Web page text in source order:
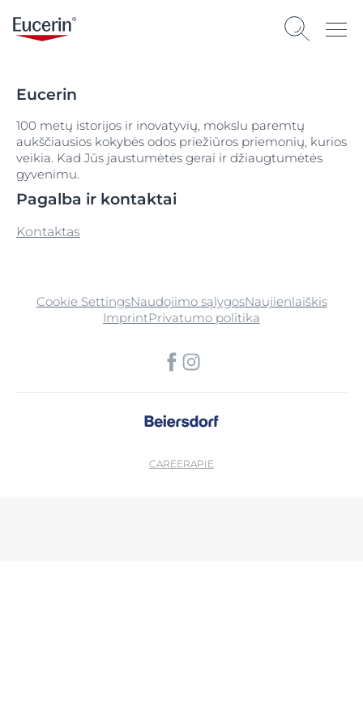
Eucerin
100 metų istorijos ir inovatyvių, mokslu paremtų
aukščiausios kokybės odos priežiūros priemonių, kurios
veikia. Kad Jūs jaustumėtės gerai ir džiaugtumėtės
gyvenimu.
Pagalba ir kontaktai
Kontaktas
Cookie SettingsNaudojimo sąlygosNaujienlaiškis
ImprintPrivatumo politika
CAREERAPIE